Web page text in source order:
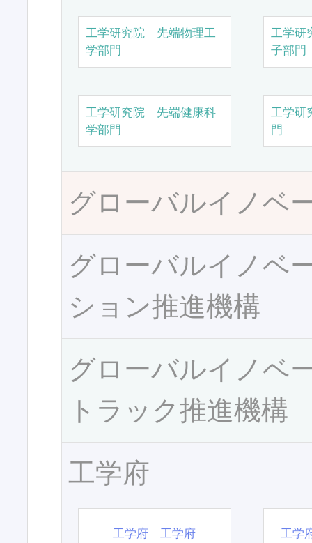
工学研究院 先端物理工
学部門
工学研
子部門
工学研究院 先端健康科
学部門
工学研
門
グローバルイノベ
グローバルイノベ
ション推進機構
グローバルイノベ
トラック推進機構
工学府
工学府 工学府 工学